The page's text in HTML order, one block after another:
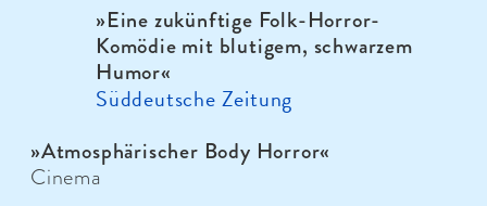
»Eine zukünftige Folk-Horror-
Komödie mit blutigem, schwarzem
Humor«
Süddeutsche Zeitung
»Atmosphärischer Body Horror«
Cinema